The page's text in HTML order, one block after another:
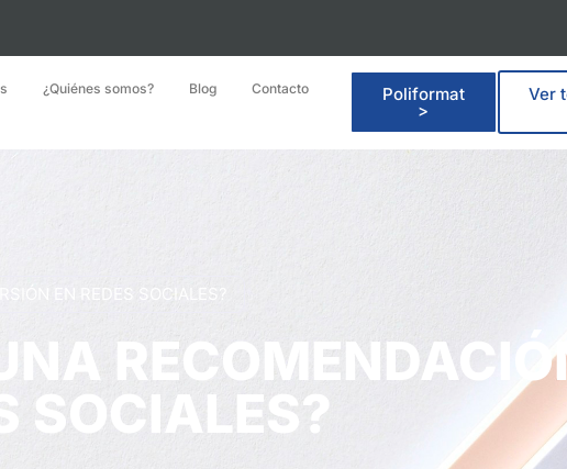
¿Quiénes somos? Blog Contacto Poliformat
>
Ver
EN REDES SOCIALES?
SOCIALES?